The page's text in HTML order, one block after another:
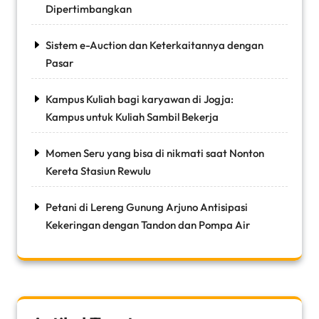
Dipertimbangkan
Sistem e-Auction dan Keterkaitannya dengan
Pasar
Kampus Kuliah bagi karyawan di Jogja:
Kampus untuk Kuliah Sambil Bekerja
Momen Seru yang bisa di nikmati saat Nonton
Kereta Stasiun Rewulu
Petani di Lereng Gunung Arjuno Antisipasi
Kekeringan dengan Tandon dan Pompa Air